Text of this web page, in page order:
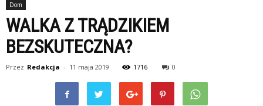
Dom
WALKA Z TRĄDZIKIEM
BEZSKUTECZNA?
Przez Redakcja - 11 maja 2019 1716 0